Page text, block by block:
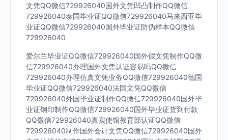
文凭QQ微信729926040国外文凭凹凸制作QQ微信
729926040泰国毕业证QQ微信729926040马来西亚毕
业证QQ微信729926040国外毕业证防伪样本QQ微信
729926040
爱尔兰毕业证QQ微信729926040国外假文凭制作QQ微
信729926040办理国外文凭认证容易吗QQ微信
729926040办理仿真文凭业务QQ微信729926040德国
毕业证QQ微信729926040法国文凭QQ微信
729926040外国毕业证制作QQ微信729926040国外毕
业证钢印制作QQ微信729926040国外毕业证货到付款
QQ微信729926040真实使馆教育部认证QQ微信
729926040制作国外会计文凭QQ微信729926040国外